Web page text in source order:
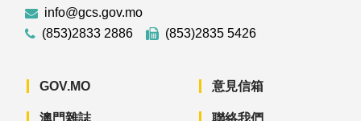
info@gcs.gov.mo
(853)2833 2886
(853)2835 5426
GOV.MO
澳門雜誌
意見信箱
聯絡我們